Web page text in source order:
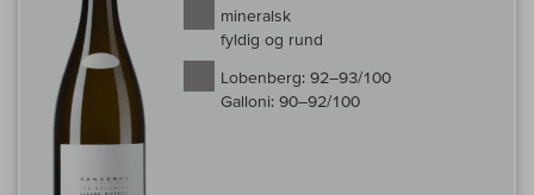
mineralsk
fyldig og rund
Lobenberg: 92–93/100
Galloni: 90–92/100